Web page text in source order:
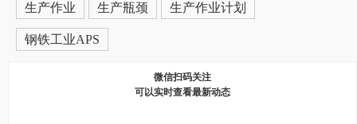
生产作业 生产瓶颈 生产作业计划
钢铁工业APS
微信扫码关注
可以实时查看最新动态